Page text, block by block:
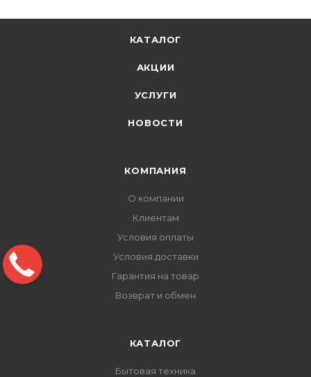
КАТАЛОГ
АКЦИИ
УСЛУГИ
НОВОСТИ
КОМПАНИЯ
О компании
Клиентам
Условия оплаты
Условия доставки
Гарантия на товар
Возврат и обмен
КАТАЛОГ
Бытовая техника